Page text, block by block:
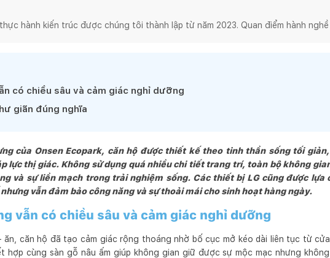
hành kiến trúc được chúng tôi thành lập từ năm 2023. Quan điểm hành nghề
nghĩ của bản thân và với khách hàng của chúng tôi.
và thiết kế kiến trúc là một lĩnh vực đa dạng, phong phú nhưng chúng tôi lại
khó khó hơn, đó là sự kiên định, tập trung chuyên môn sâu vào các
nhiều thử nghiệm mới có cá tính riêng của khách hàng và những sản phẩm mang
rằng, một sản phẩm chất lượng là kết quả của mối quan hệ tốt đẹp giữa sự
sắc của Khách hàng, Kiến trúc sư và các nhà thầu xây dựng cùng đồng hành.
chính những người Khách Hàng là những người thụ hưởng sản phẩm một cách
khởi nhất.
có chiều sâu và cảm giác nghỉ dưỡng
giãn đúng nghĩa
của Onsen Ecopark, căn hộ được thiết kế theo tinh thần sống tối
lực thị giác. Không sử dụng quá nhiều chi tiết trang trí, toàn bộ không
và sự liền mạch trong trải nghiệm sống. Các thiết bị LG cũng được lựa
vẫn đảm bảo công năng và sự thoải mái cho sinh hoạt hàng ngày.
vẫn có chiều sâu và cảm giác nghỉ dưỡng
căn hộ đã tạo cảm giác rộng thoáng nhờ bố cục mở kéo dài liên tục từ
hợp cùng sàn gỗ nâu ấm giúp không gian giữ được sự mộc mạc nhưng